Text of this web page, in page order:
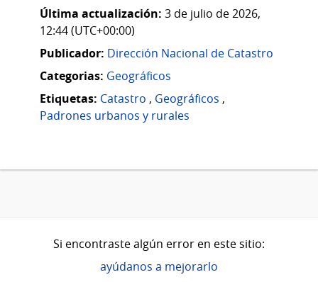
Última actualización: 3 de julio de 2026,
12:44 (UTC+00:00)
Publicador: Dirección Nacional de Catastro
Categorias: Geográficos
Etiquetas: Catastro , Geográficos ,
Padrones urbanos y rurales
Si encontraste algún error en este sitio:
ayúdanos a mejorarlo